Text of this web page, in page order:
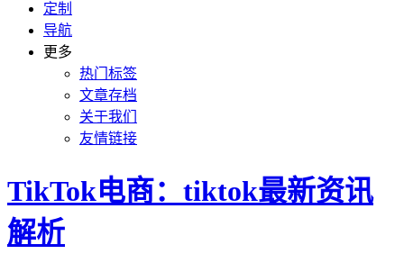
定制
导航
更多
热门标签
文章存档
关于我们
友情链接
TikTok电商：tiktok最新资讯
解析